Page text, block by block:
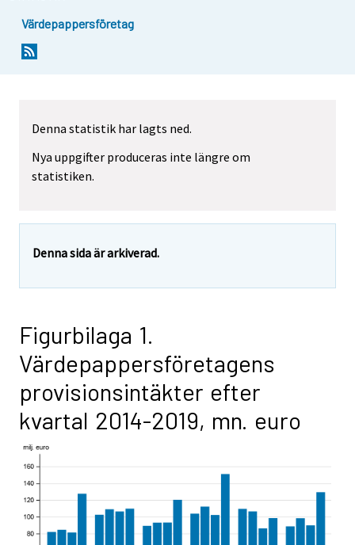
Värdepappersföretag
Denna statistik har lagts ned.
Nya uppgifter produceras inte längre om
statistiken.
Denna sida är arkiverad.
Figurbilaga 1.
Värdepappersföretagens
provisionsintäkter efter
kvartal 2014-2019, mn. euro